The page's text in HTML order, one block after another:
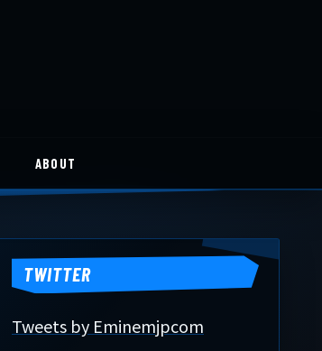
ABOUT
TWITTER
Tweets by Eminemjpcom